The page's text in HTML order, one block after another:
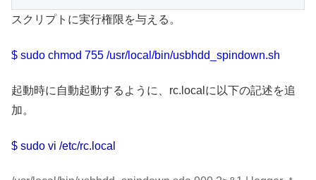
スクリプトに実行権限を与える。
$ sudo chmod 755 /usr/local/bin/usbhdd_spindown.sh
起動時に自動起動するように、rc.localに以下の記述を追
加。
$ sudo vi /etc/rc.local